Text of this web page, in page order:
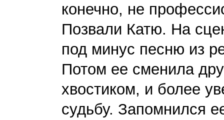
конечно, не
Позвали Катю. На
под минус песню из
Потом ее сменила
хвостиком, и более
судьбу. Запомнился